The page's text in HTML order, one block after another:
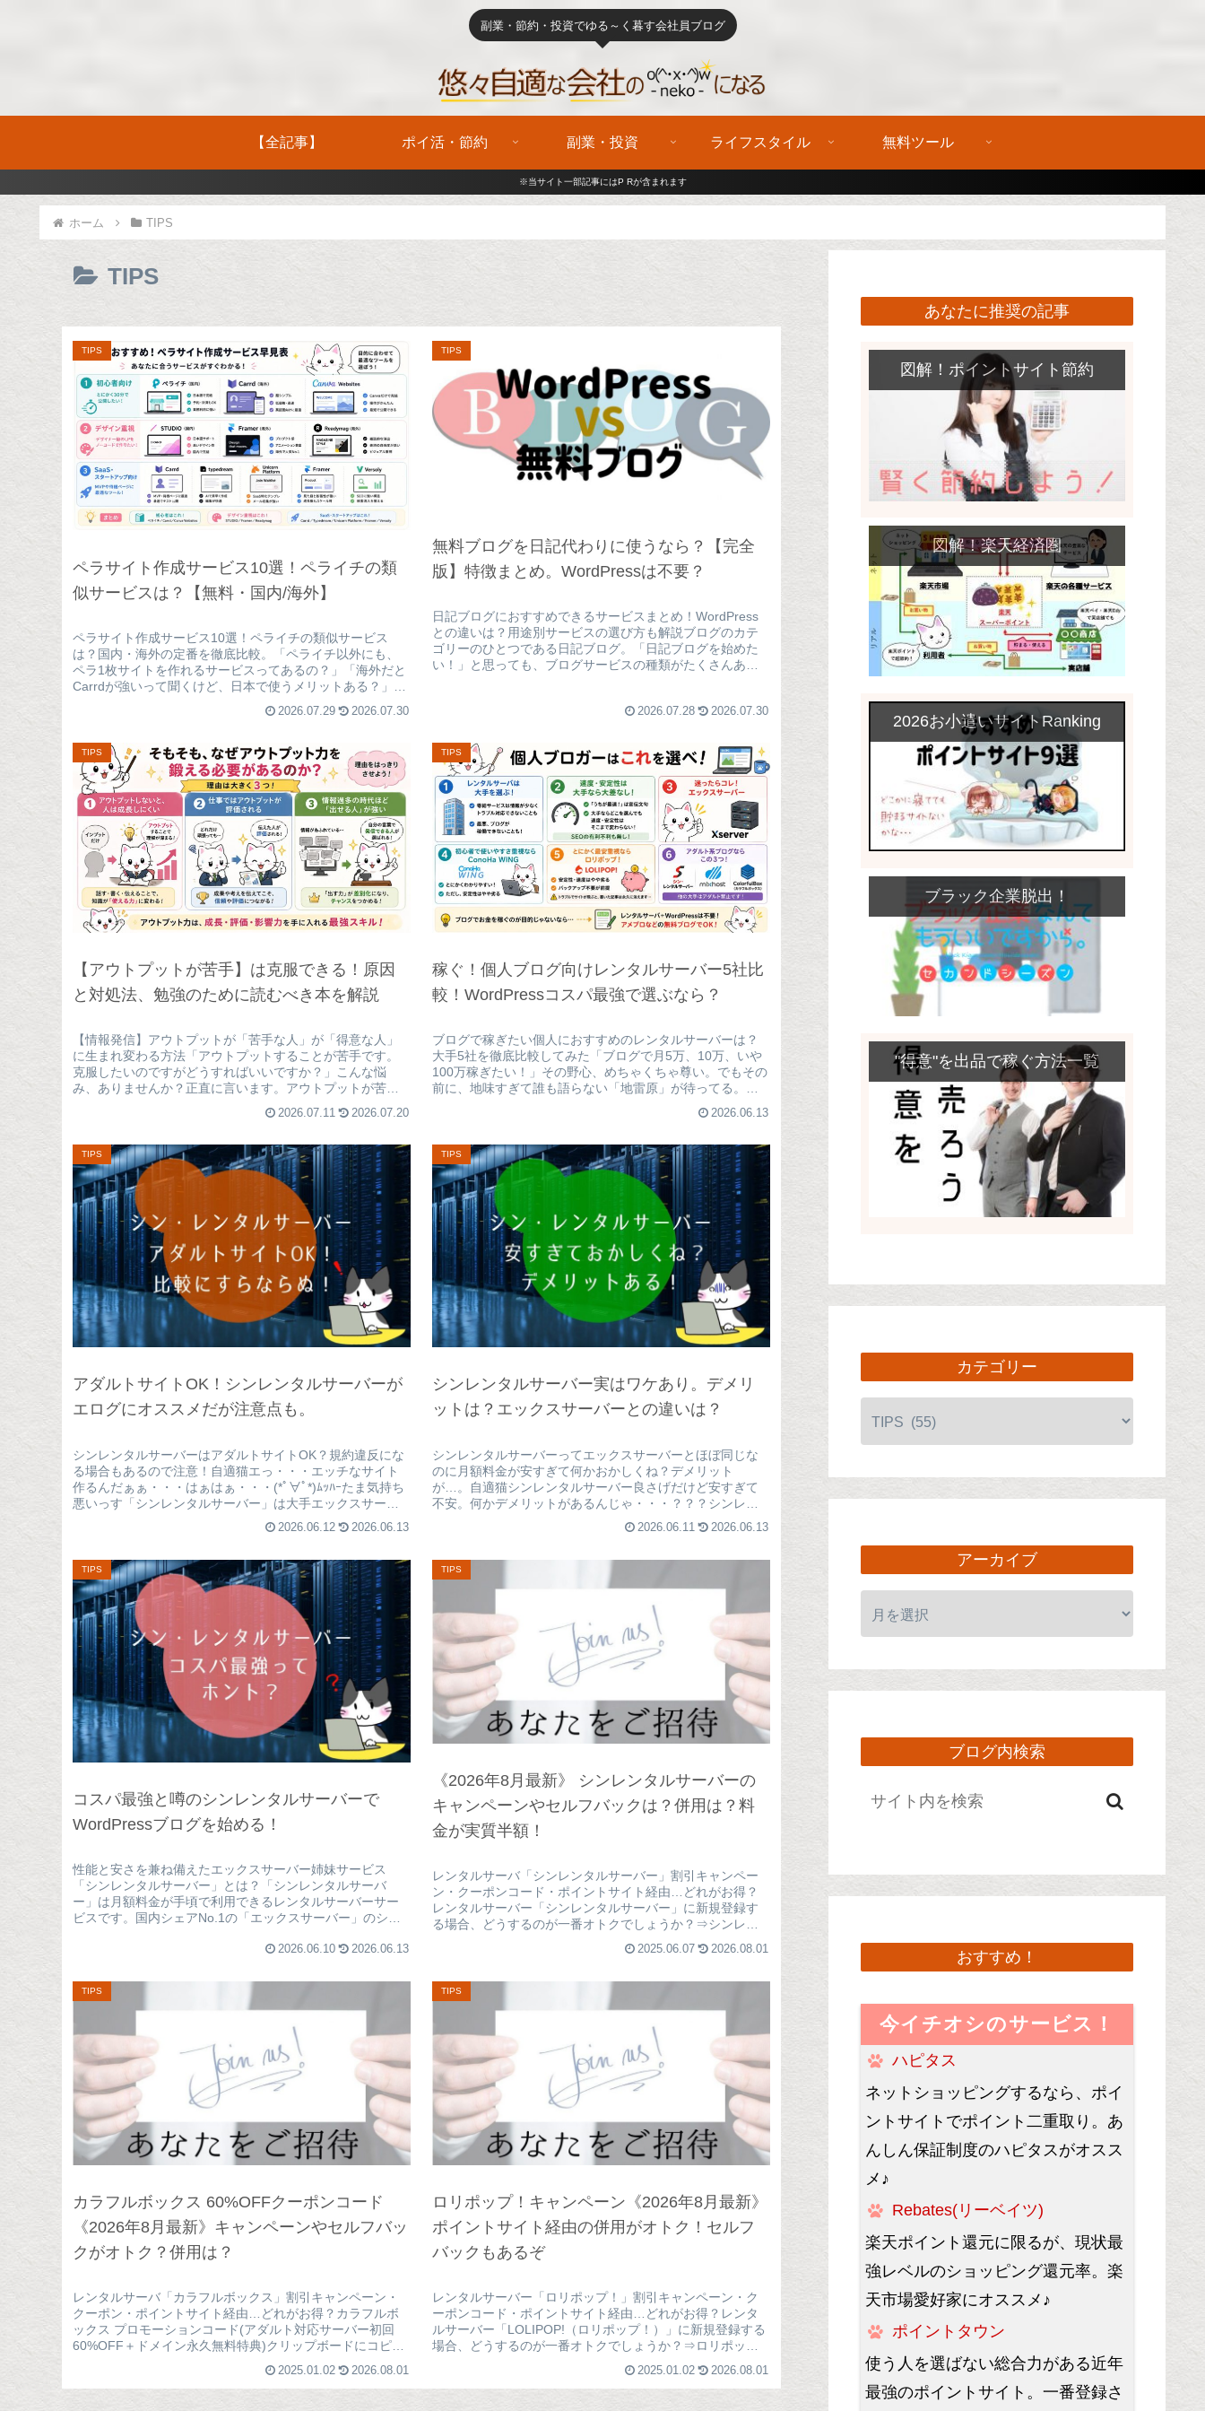
副業・節約・投資でゆる～く暮す会社員ブログ
【全記事】 ポイ活・節約 副業・投資 ライフスタイル 無料ツール
※当サイト一部記事にはP Rが含まれます
ホーム TIPS
TIPS
TIPS
ペラサイト作成サービス10選！ペライチの類
似サービスは？【無料・国内/海外】
ペラサイト作成サービス10選！ペライチの類似サービス
は？国内・海外の定番を徹底比較。「ペライチ以外にも、
ペラ1枚サイトを作れるサービスってあるの？」「海外だと
Carrdが強いって聞くけど、日本で使うメリットある？」
2026.07.29 2026.07.30
TIPS
無料ブログを日記代わりに使うなら？【完全
版】特徴まとめ。WordPressは不要？
日記ブログにおすすめできるサービスまとめ！WordPress
との違いは？用途別サービスの選び方も解説ブログのカテ
ゴリーのひとつである日記ブログ。「日記ブログを始めた
い！」と思っても、ブログサービスの種類がたくさんあり
2026.07.28 2026.07.30
TIPS
【アウトプットが苦手】は克服できる！原因
と対処法、勉強のために読むべき本を解説
【情報発信】アウトプットが「苦手な人」が「得意な人」
に生まれ変わる方法「アウトプットすることが苦手です。
克服したいのですがどうすればいいですか？」こんな悩
み、ありませんか？正直に言います。アウトプットが苦手
2026.07.11 2026.07.20
TIPS
稼ぐ！個人ブログ向けレンタルサーバー5社比
較！WordPressコスパ最強で選ぶなら？
ブログで稼ぎたい個人におすすめのレンタルサーバーは？
大手5社を徹底比較してみた「ブログで月5万、10万、いや
100万稼ぎたい！」その野心、めちゃくちゃ尊い。でもその
前に、地味すぎて誰も語らない「地雷原」が待ってる。レ
2026.06.13
TIPS
アダルトサイトOK！シンレンタルサーバーが
エログにオススメだが注意点も。
シンレンタルサーバーはアダルトサイトOK？規約違反にな
る場合もあるので注意！自適猫エっ・・・エッチなサイト
作るんだぁぁ・・・はぁはぁ・・・(*ﾟ∀ﾟ*)ﾑｯﾊｰたま気持ち
悪いっす「シンレンタルサーバー」は大手エックスサーバ
2026.06.12 2026.06.13
TIPS
シンレンタルサーバー実はワケあり。デメリ
ットは？エックスサーバーとの違いは？
シンレンタルサーバーってエックスサーバーとほぼ同じな
のに月額料金が安すぎて何かおかしくね？デメリット
が…。自適猫シンレンタルサーバー良さげだけど安すぎて
不安。何かデメリットがあるんじゃ・・・？？？シンレン
タルサーバーとエックスサーバーのどち...
2026.06.11 2026.06.13
TIPS
コスパ最強と噂のシンレンタルサーバーで
WordPressブログを始める！
性能と安さを兼ね備えたエックスサーバー姉妹サービス
「シンレンタルサーバー」とは？「シンレンタルサーバ
ー」は月額料金が手頃で利用できるレンタルサーバーサー
ビスです。国内シェアNo.1の「エックスサーバー」のシス
2026.06.10 2026.06.13
TIPS
《2026年8月最新》 シンレンタルサーバーの
キャンペーンやセルフバックは？併用は？料
金が実質半額！
レンタルサーバ「シンレンタルサーバー」割引キャンペー
ン・クーポンコード・ポイントサイト経由…どれがお得？
レンタルサーバー「シンレンタルサーバー」に新規登録す
る場合、どうするのが一番オトクでしょうか？⇒シンレン
タルサーバー公式サイト結論から言...
2025.06.07 2026.08.01
TIPS
カラフルボックス 60%OFFクーポンコード
《2026年8月最新》キャンペーンやセルフバッ
クがオトク？併用は？
レンタルサーバ「カラフルボックス」割引キャンペーン・
クーポン・ポイントサイト経由…どれがお得？カラフルボ
ックス プロモーションコード(アダルト対応サーバー初回
60%OFF＋ドメイン永久無料特典)クリップボードにコピー
2025.01.02 2026.08.01
TIPS
ロリポップ！キャンペーン《2026年8月最新》
ポイントサイト経由の併用がオトク！セルフ
バックもあるぞ
レンタルサーバー「ロリポップ！」割引キャンペーン・ク
ーポンコード・ポイントサイト経由…どれがお得？レンタ
ルサーバー「LOLIPOP!（ロリポップ！）」に新規登録する
場合、どうするのが一番オトクでしょうか？⇒ロリポップ
2025.01.02 2026.08.01
あなたに推奨の記事
図解！ポイントサイト節約
図解！楽天経済圏
2026お小遣いサイトRanking
ブラック企業脱出！
"得意"を出品で稼ぐ方法一覧
カテゴリー
アーカイブ
ブログ内検索
おすすめ！
今イチオシのサービス！
ハピタス
ネットショッピングするなら、ポイ
ントサイトでポイント二重取り。あ
んしん保証制度のハピタスがオスス
メ♪
Rebates(リーベイツ)
楽天ポイント還元に限るが、現状最
強レベルのショッピング還元率。楽
天市場愛好家にオススメ♪
ポイントタウン
使う人を選ばない総合力がある近年
最強のポイントサイト。一番登録さ